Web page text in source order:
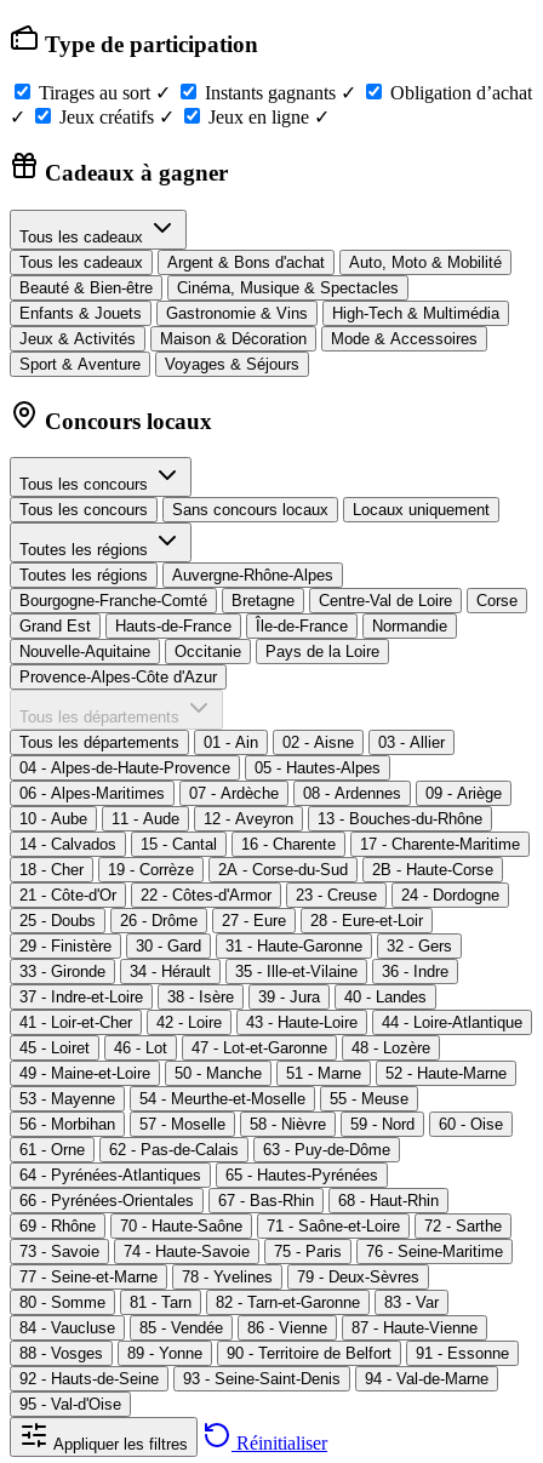
Type de participation
Tirages au sort ✓ Instants gagnants ✓
Obligation d’achat
✓
Jeux créatifs ✓ Jeux en ligne ✓
Cadeaux à gagner
Tous les cadeaux
Tous les cadeaux
Argent & Bons d'achat
Auto, Moto & Mobilité
Beauté & Bien-être
Cinéma, Musique & Spectacles
Enfants & Jouets
Gastronomie & Vins
High-Tech & Multimédia
Jeux & Activités
Maison & Décoration
Mode & Accessoires
Sport & Aventure
Voyages & Séjours
Concours locaux
Tous les concours
Tous les concours
Sans concours locaux Locaux uniquement
Toutes les régions
Toutes les régions
Auvergne-Rhône-Alpes
Bourgogne-Franche-Comté
Bretagne Centre-Val de Loire
Corse
Grand Est
Hauts-de-France Île-de-France
Normandie
Nouvelle-Aquitaine
Occitanie
Pays de la Loire
Provence-Alpes-Côte d'Azur
Tous les départements
Tous les départements
01 - Ain 02 - Aisne
03 - Allier
04 - Alpes-de-Haute-Provence
05 - Hautes-Alpes
06 - Alpes-Maritimes
07 - Ardèche 08 - Ardennes
09 - Ariège
10 - Aube
11 - Aude 12 - Aveyron
13 - Bouches-du-Rhône
14 - Calvados
15 - Cantal 16 - Charente
17 - Charente-Maritime
18 - Cher
19 - Corrèze 2A - Corse-du-Sud
2B - Haute-Corse
21 - Côte-d'Or
22 - Côtes-d'Armor 23 - Creuse
24 - Dordogne
25 - Doubs
26 - Drôme 27 - Eure
28 - Eure-et-Loir
29 - Finistère
30 - Gard 31 - Haute-Garonne
32 - Gers
33 - Gironde
34 - Hérault 35 - Ille-et-Vilaine
36 - Indre
37 - Indre-et-Loire
38 - Isère 39 - Jura
40 - Landes
41 - Loir-et-Cher
42 - Loire 43 - Haute-Loire
44 - Loire-Atlantique
45 - Loiret
46 - Lot 47 - Lot-et-Garonne
48 - Lozère
49 - Maine-et-Loire
50 - Manche 51 - Marne
52 - Haute-Marne
53 - Mayenne
54 - Meurthe-et-Moselle
55 - Meuse
56 - Morbihan
57 - Moselle 58 - Nièvre 59 - Nord
60 - Oise
61 - Orne
62 - Pas-de-Calais
63 - Puy-de-Dôme
64 - Pyrénées-Atlantiques
65 - Hautes-Pyrénées
66 - Pyrénées-Orientales
67 - Bas-Rhin
68 - Haut-Rhin
69 - Rhône
70 - Haute-Saône 71 - Saône-et-Loire
72 - Sarthe
73 - Savoie
74 - Haute-Savoie 75 - Paris
76 - Seine-Maritime
77 - Seine-et-Marne
78 - Yvelines
79 - Deux-Sèvres
80 - Somme
81 - Tarn 82 - Tarn-et-Garonne
83 - Var
84 - Vaucluse
85 - Vendée 86 - Vienne
87 - Haute-Vienne
88 - Vosges
89 - Yonne 90 - Territoire de Belfort
91 - Essonne
92 - Hauts-de-Seine
93 - Seine-Saint-Denis
94 - Val-de-Marne
95 - Val-d'Oise
Appliquer les filtres Réinitialiser